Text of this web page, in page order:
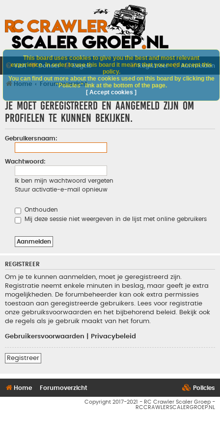
V&A Doneer Regels Aanmelden
Registreer
Home Forumoverzicht
Je moet geregistreerd en aangemeld zijn om
profielen te kunnen bekijken.
Gebruikersnaam:
Wachtwoord:
Ik ben mijn wachtwoord vergeten
Stuur activatie-e-mail opnieuw
Onthouden
Mij deze sessie niet weergeven in de lijst met online gebruikers
REGISTREER
Om je te kunnen aanmelden, moet je geregistreerd zijn.
Registratie neemt enkele minuten in beslag, maar geeft je extra
mogelijkheden. De forumbeheerder kan ook extra permissies
toestaan aan geregistreerde gebruikers. Lees voor registratie
onze gebruiksvoorwaarden en het bijbehorend beleid. Bekijk ook
de regels als je gebruik maakt van het forum.
Gebruikersvoorwaarden Privacybeleid
Registreer
This board uses cookies to give you the best and most relevant
experience. In order to use this board it means that you need accept this
policy.
You can find out more about the cookies used on this board by clicking the
"Policies" link at the bottom of the page.
[ Accept cookies ]
Home Forumoverzicht Policies
Copyright 2017-2021 - RC Crawler Scaler Groep -
RCCRAWLERSCALERGROEP.NL